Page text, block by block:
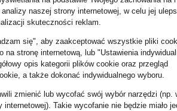
Nike
Szorty
naszej strony internetowej, w celu jej
skuteczności reklam.
się", aby zaakceptować wszystkie pliki
na stronę internetową, lub "Ustawienia
opis kategorii plików cookie oraz przegląd
a także dokonać indywidualnego wyboru.
zmienić lub wycofać swój wybór narzędzi (np.
Takie wycofanie nie będzie miało